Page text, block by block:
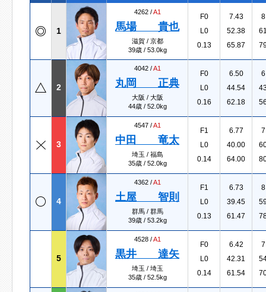
1
4262 /A1
馬場 貴也
滋賀 / 京都
39歳 / 53.0kg
F0
L0
0.13
7.43
52.38
65.87
2
4042 /A1
丸岡 正典
大阪 / 大阪
44歳 / 52.0kg
F0
L0
0.16
6.50
44.54
62.18
3
4547 /A1
中田 竜太
埼玉 / 福島
35歳 / 52.0kg
F1
L0
0.14
6.77
40.00
64.00
4
4362 /A1
土屋 智則
群馬 / 群馬
39歳 / 53.2kg
F1
L0
0.13
6.73
39.45
61.47
5
4528 /A1
黒井 達矢
埼玉 / 埼玉
35歳 / 52.5kg
F0
L0
0.14
6.42
42.31
61.54